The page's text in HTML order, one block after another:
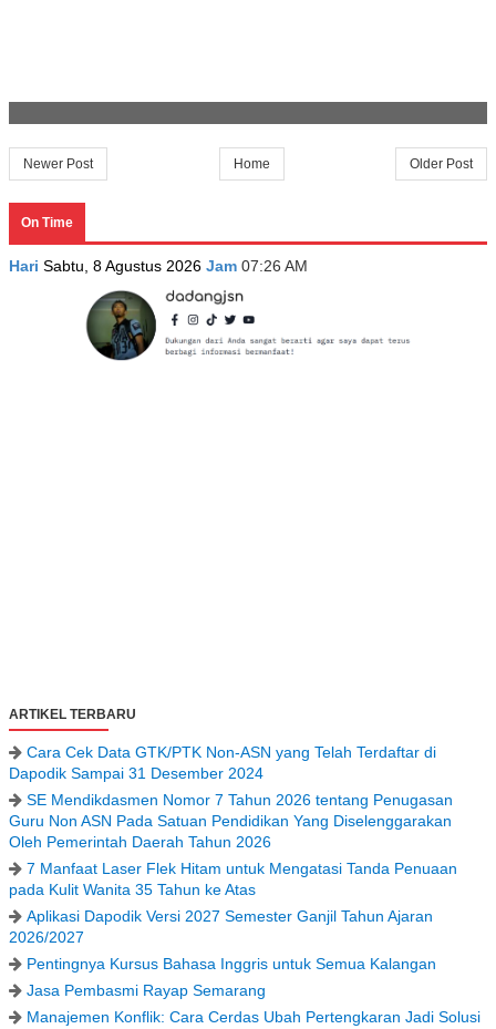
Newer Post Older Post
Home
On Time
Hari Sabtu, 8 Agustus 2026 Jam 07:26 AM
ARTIKEL TERBARU
Cara Cek Data GTK/PTK Non-ASN yang Telah Terdaftar di
Dapodik Sampai 31 Desember 2024
SE Mendikdasmen Nomor 7 Tahun 2026 tentang Penugasan
Guru Non ASN Pada Satuan Pendidikan Yang Diselenggarakan
Oleh Pemerintah Daerah Tahun 2026
7 Manfaat Laser Flek Hitam untuk Mengatasi Tanda Penuaan
pada Kulit Wanita 35 Tahun ke Atas
Aplikasi Dapodik Versi 2027 Semester Ganjil Tahun Ajaran
2026/2027
Pentingnya Kursus Bahasa Inggris untuk Semua Kalangan
Jasa Pembasmi Rayap Semarang
Manajemen Konflik: Cara Cerdas Ubah Pertengkaran Jadi Solusi